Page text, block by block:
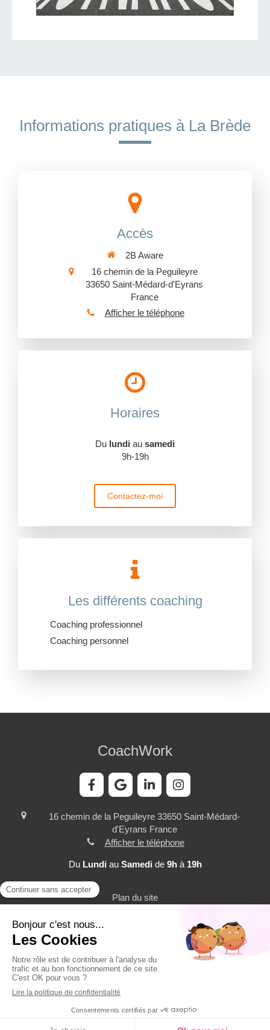
Informations pratiques à La Brède
Accès
2B Aware
16 chemin de la Peguileyre
33650 Saint-Médard-d'Eyrans
France
Afficher le téléphone
Horaires
Du lundi au samedi
9h-19h
Contactez-moi
Les différents coaching
Coaching professionnel
Coaching personnel
CoachWork
16 chemin de la Peguileyre 33650 Saint-Médard-
d'Eyrans France
Afficher le téléphone
Du Lundi au Samedi de 9hà 19h
Plan du site
©2023 CoachWork - récupération de points permis de
conduire, coaching personnel et professionnel, gestion de
carrière et évolution professionnelle